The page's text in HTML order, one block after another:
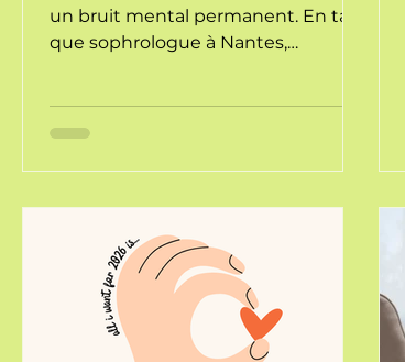
un bruit mental permanent. En tant
que sophrologue à Nantes,
entreprise, l’objectif est le même :
retrouver enfin un peu d’espace
intérieur.